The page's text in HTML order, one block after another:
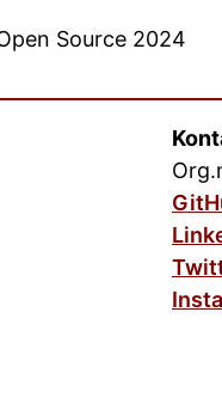
Source 2024